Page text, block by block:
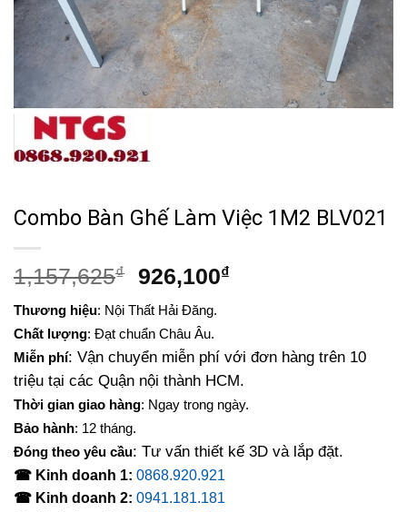
Combo Bàn Ghế Làm Việc 1M2 BLV021
1,157,625₫
Giá
là:
1,157,625₫.
926,100₫Giá
926,100₫.
Thương hiệu: Nội Thất Hải Đăng.
Chất lượng: Đạt chuẩn Châu Âu.
Miễn phí: Vận chuyển miễn phí với đơn hàng trên 10
triệu tại các Quận nội thành HCM.
Thời gian giao hàng: Ngay trong ngày.
Bảo hành: 12 tháng.
Đóng theo yêu cầu: Tư vấn thiết kế 3D và lắp đặt.
☎ Kinh doanh 1: 0868.920.921
☎ Kinh doanh 2: 0941.181.181